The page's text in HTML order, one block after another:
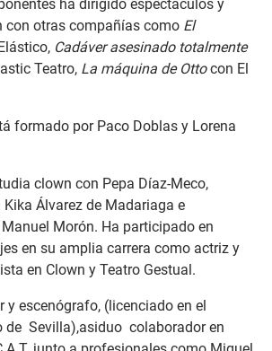
ha dirigido espectáculos y
con otras compañías como El
Cadáver asesinado totalmente
Teatro, La máquina de Ottocon El
formado por Paco Doblas y Lorena
clown con Pepa Díaz-Meco,
Álvarez de Madariaga e
Morón. Ha participado en
en su amplia carrera como actriz y
en Clown y Teatro Gestual.
y escenógrafo, (licenciado en el
de Sevilla),asiduo colaborador en